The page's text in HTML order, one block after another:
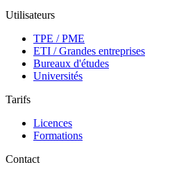
Utilisateurs
TPE / PME
ETI / Grandes entreprises
Bureaux d'études
Universités
Tarifs
Licences
Formations
Contact